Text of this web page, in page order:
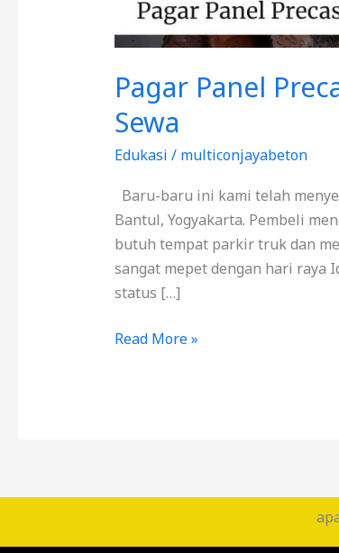
Pagar Panel
Sewa
Edukasi / multiconjayabeton
Baru-baru ini kami telah
Bantul, Yogyakarta. Pembeli
butuh tempat parkir truk dan
sangat mepet dengan hari raya
status […]
Read More »